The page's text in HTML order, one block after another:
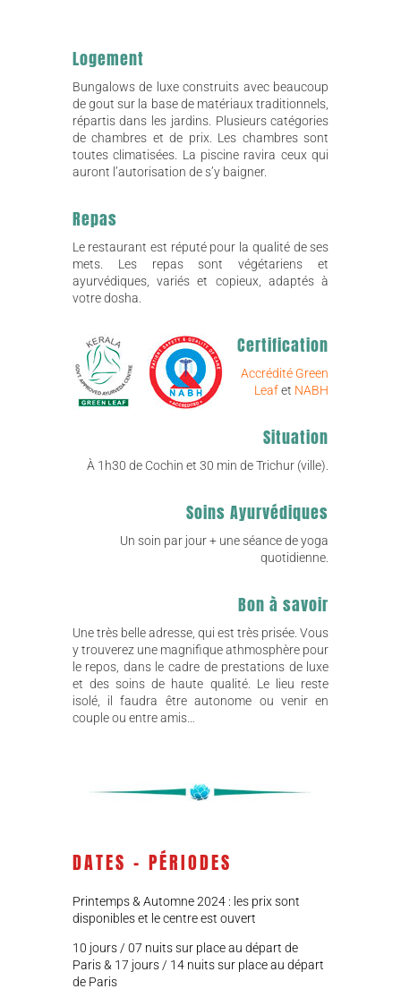
Logement
Bungalows de luxe construits avec beaucoup
de gout sur la base de matériaux traditionnels,
répartis dans les jardins. Plusieurs catégories
de chambres et de prix. Les chambres sont
toutes climatisées. La piscine ravira ceux qui
auront l’autorisation de s’y baigner.
Repas
Le restaurant est réputé pour la qualité de ses
mets. Les repas sont végétariens et
ayurvédiques, variés et copieux, adaptés à
votre dosha.
Certification
Accrédité Green
Leafet NABH
Situation
À 1h30 de Cochin et 30 min de Trichur (ville).
Soins Ayurvédiques
Un soin par jour + une séance de yoga
quotidienne.
Bon à savoir
Une très belle adresse, qui est très prisée. Vous
y trouverez une magnifique athmosphère pour
le repos, dans le cadre de prestations de luxe
et des soins de haute qualité. Le lieu reste
isolé, il faudra être autonome ou venir en
couple ou entre amis…
DATES – PÉRIODES
Printemps & Automne 2024 : les prix sont
disponibles et le centre est ouvert
10 jours / 07 nuits sur place au départ de
Paris & 17 jours / 14 nuits sur place au départ
de Paris